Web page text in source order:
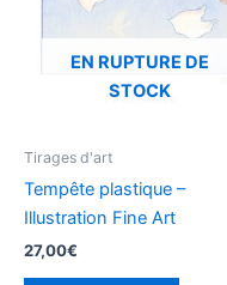
EN RUPTURE DE
STOCK
Tirages d'art
Tempête plastique –
Illustration Fine Art
27,00€